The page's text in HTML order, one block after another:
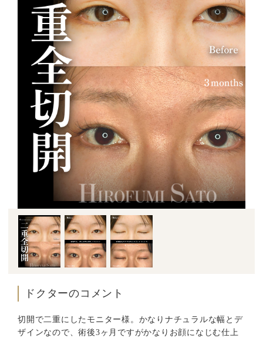
ドクターのコメント
切開で二重にしたモニター様。かなりナチュラルな幅とデ
ザインなので、術後3ヶ月ですがかなりお顔になじむ仕上